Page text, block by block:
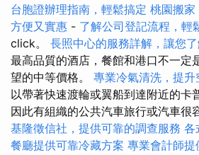
台胞證辦理指南，輕鬆搞定 桃園搬家
方便又實惠 - 了解公司登記流程，輕
click。 長照中心的服務詳解，讓您
最高品質的酒店，餐館和港口不一定
望的中等價格。 專業冷氣清洗，提升
以帶著快速渡輪或翼船到達附近的卡
因此有組織的公共汽車旅行或汽車很
基隆徵信社，提供可靠的調查服務 各
餐廳提供可靠冷藏方案 專業會計師提